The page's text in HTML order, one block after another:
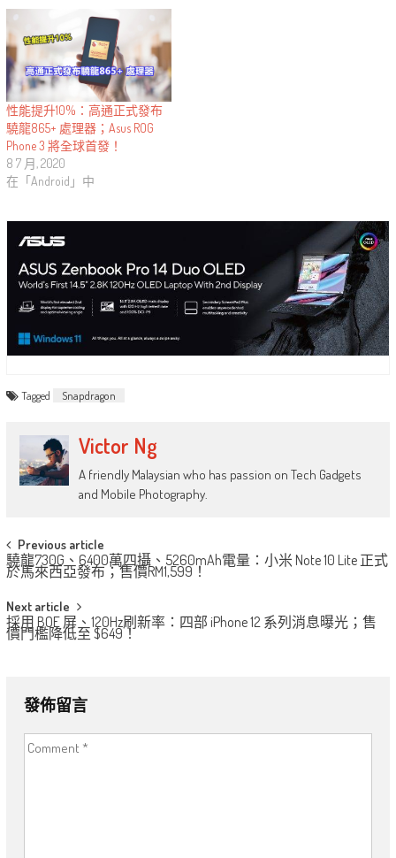
性能提升10%：高通正式發布
驍龍865+ 處理器；Asus ROG
Phone 3 將全球首發！
8 7 月, 2020
在「Android」中
Tagged Snapdragon
Victor Ng
A friendly Malaysian who has passion on Tech Gadgets
and Mobile Photography.
Post
navigation
Previous article
驍龍730G、6400萬四攝、5260mAh電量：小米 Note 10 Lite 正式
於馬來西亞發布；售價RM1,599！
Next article
採用 BOE 屏、120Hz刷新率：四部 iPhone 12 系列消息曝光；售
價門檻降低至 $649！
發佈留言